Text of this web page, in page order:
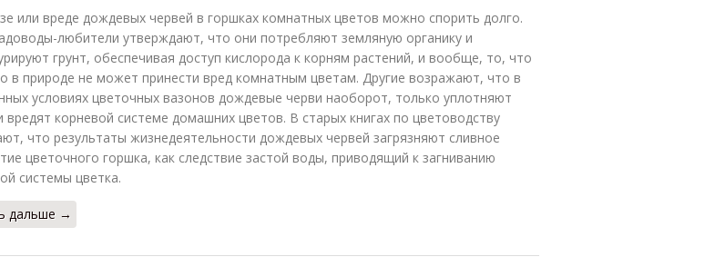
или вреде дождевых червей в горшках комнатных цветов можно спорить долго.
любители утверждают, что они потребляют земляную органику и
грунт, обеспечивая доступ кислорода к корням растений, и вообще, то, что
в природе не может принести вред комнатным цветам. Другие возражают, что в
условиях цветочных вазонов дождевые черви наоборот, только уплотняют
вредят корневой системе домашних цветов. В старых книгах по цветоводству
что результаты жизнедеятельности дождевых червей загрязняют сливное
цветочного горшка, как следствие застой воды, приводящий к загниванию
системы цветка.
дальше →